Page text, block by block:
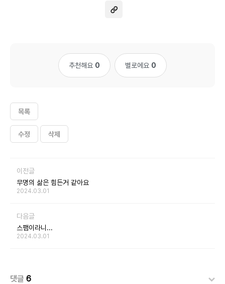
추천해요 0 별로에요 0
목록
수정 삭제
이전글
무명의 삶은 힘든거 같아요
2024.03.01
다음글
스팸이라니...
2024.03.01
댓글 6